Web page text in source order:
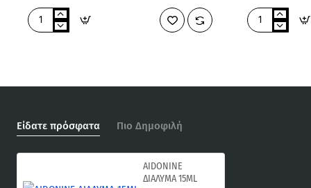
ANTIPIQUE
ANTISEPTINE
Είδατε πρόσφατα Πιο Δημοφιλή
AIDONINE
ΔΙΑΛΥΜΑ 15ML